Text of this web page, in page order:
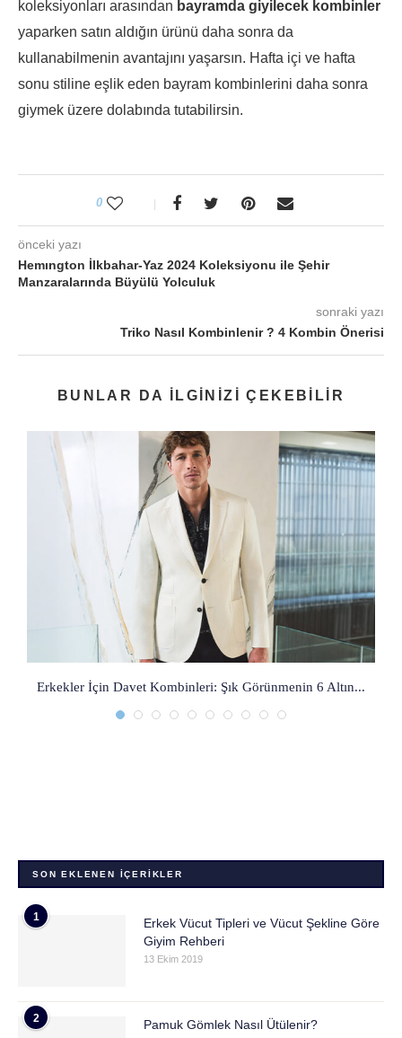
koleksiyonları arasından bayramda giyilecek kombinler
yaparken satın aldığın ürünü daha sonra da
kullanabilmenin avantajını yaşarsın. Hafta içi ve hafta
sonu stiline eşlik eden bayram kombinlerini daha sonra
giymek üzere dolabında tutabilirsin.
0
önceki yazı
Hemıngton İlkbahar-Yaz 2024 Koleksiyonu ile Şehir
Manzaralarında Büyülü Yolculuk
sonraki yazı
Triko Nasıl Kombinlenir ? 4 Kombin Önerisi
BUNLAR DA ILGINIZI ÇEKEBILIR
Erkekler İçin Davet Kombinleri: Şık Görünmenin 6 Altın...
SON EKLENEN İÇERIKLER
1
Erkek Vücut Tipleri ve Vücut Şekline Göre
Giyim Rehberi
13 Ekim 2019
2
Pamuk Gömlek Nasıl Ütülenir?